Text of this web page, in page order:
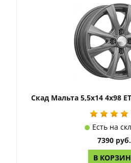
Скад Мальта 5,5x14 4x98
Есть на
7390 руб.
В